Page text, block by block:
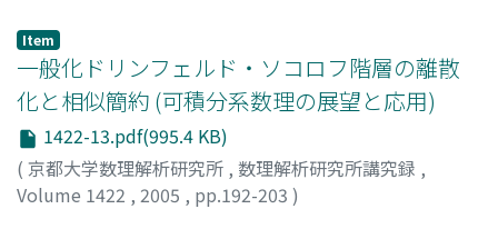
Mikio
Item
一般化ドリンフェルド・ソコロフ階層の離散
化と相似簡約 (可積分系数理の展望と応用)
1422-13.pdf(995.4 KB)
( 京都大学数理解析研究所 , 数理解析研究所講究録 ,
Volume 1422 , 2005 , pp.192-203 )